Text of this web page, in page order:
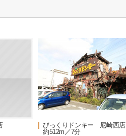
びっくりドンキー 尼崎西店
約512m／7分